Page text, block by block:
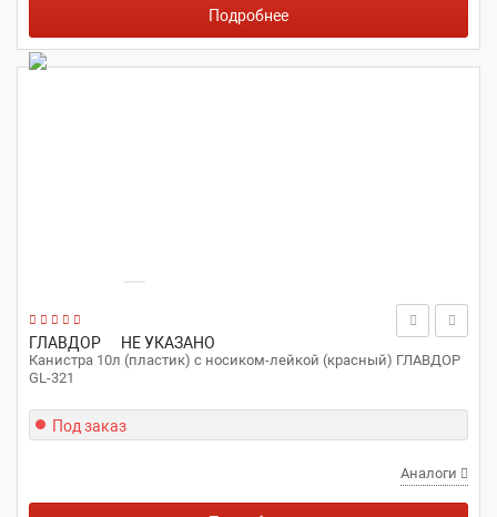
Подробнее
ГЛАВДОР НЕ УКАЗАНО
Канистра 10л (пластик) с носиком-лейкой (красный) ГЛАВДОР
GL-321
Под заказ
Аналоги